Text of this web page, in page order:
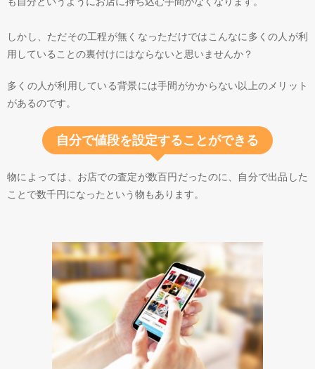
しかし、ただその工程が無くなっただけではこんなに多くの人が利
用していることの裏付けにはならないと思いませんか？
多くの人が利用している背景には手間がかからない以上のメリット
があるのです。
自分で値段を設定することができる
物によっては、お店での査定が数百円だったのに、自分で出品した
ことで数千円になったという物もあります。